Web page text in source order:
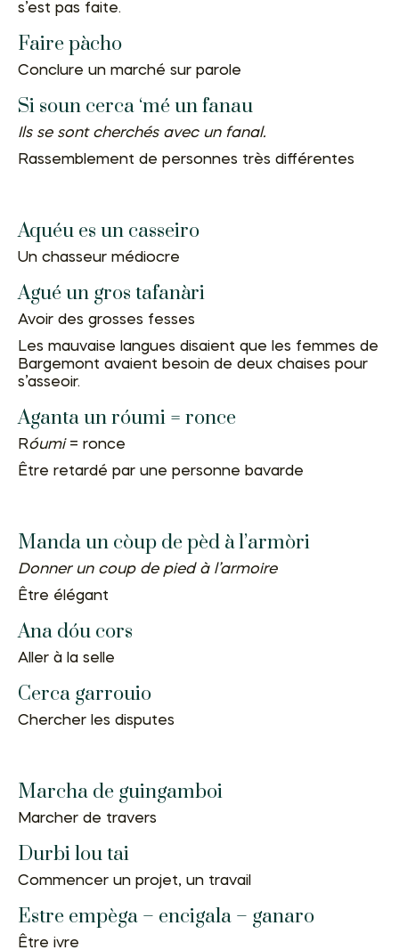
s’est pas faite.
Faire pàcho
Conclure un marché sur parole
Si soun cerca ‘mé un fanau
Ils se sont cherchés avec un fanal.
Rassemblement de personnes très différentes
Aquéu es un casseiro
Un chasseur médiocre
Agué un gros tafanàri
Avoir des grosses fesses
Les mauvaise langues disaient que les femmes de
Bargemont avaient besoin de deux chaises pour
s’asseoir.
Aganta un róumi = ronce
Róumi = ronce
Être retardé par une personne bavarde
Manda un còup de pèd à l’armòri
Donner un coup de pied à l’armoire
Être élégant
Ana dóu cors
Aller à la selle
Cerca garrouio
Chercher les disputes
Marcha de guingamboi
Marcher de travers
Durbi lou tai
Commencer un projet, un travail
Estre empèga – encigala – ganaro
Être ivre